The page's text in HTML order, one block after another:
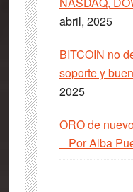
abril, 2025
BITCOIN no
soporte y
2025
ORO de
_ Por Alba